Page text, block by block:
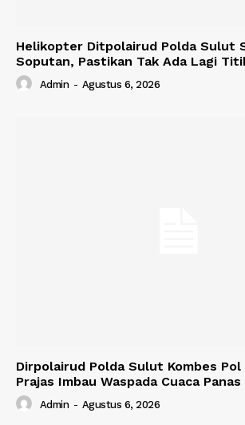
Helikopter Ditpolairud Polda Sulut
Soputan, Pastikan Tak Ada Lagi
Admin - Agustus 6, 2026
Dirpolairud Polda Sulut Kombes Pol
Prajas Imbau Waspada Cuaca Panas
Admin - Agustus 6, 2026